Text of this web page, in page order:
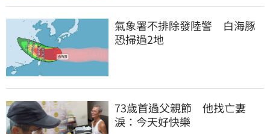
氣象署不排除發陸警　白海豚
恐掃過2地
73歲首過父親節　他找亡妻
淚：今天好快樂